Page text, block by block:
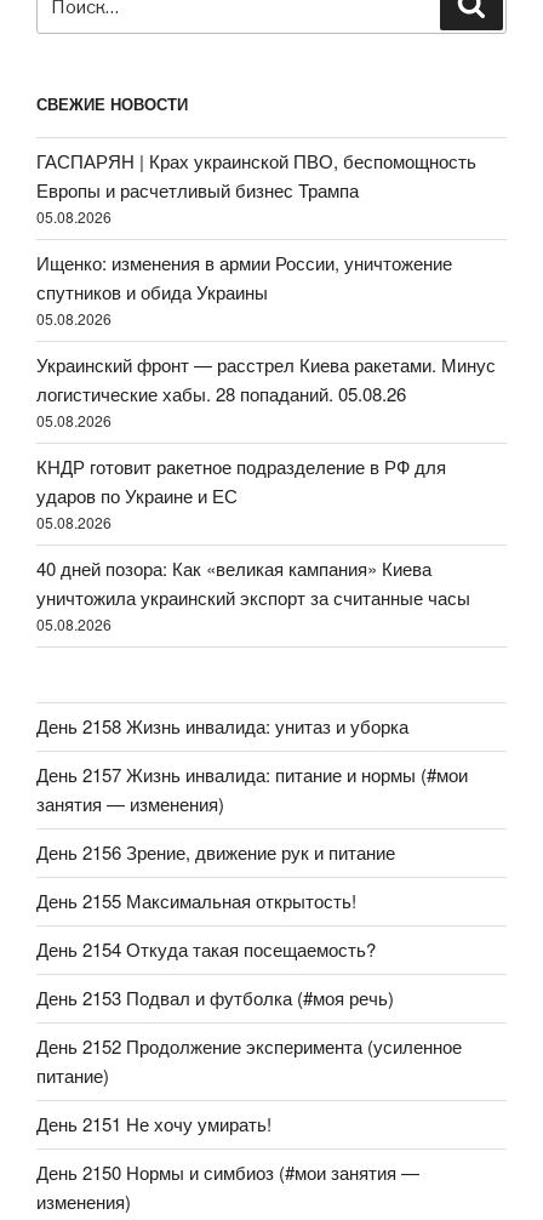
СВЕЖИЕ НОВОСТИ
ГАСПАРЯН | Крах украинской ПВО, беспомощность
Европы и расчетливый бизнес Трампа
05.08.2026
Ищенко: изменения в армии России, уничтожение
спутников и обида Украины
05.08.2026
Украинский фронт — расстрел Киева ракетами. Минус
логистические хабы. 28 попаданий. 05.08.26
05.08.2026
КНДР готовит ракетное подразделение в РФ для
ударов по Украине и ЕС
05.08.2026
40 дней позора: Как «великая кампания» Киева
уничтожила украинский экспорт за считанные часы
05.08.2026
День 2158 Жизнь инвалида: унитаз и уборка
День 2157 Жизнь инвалида: питание и нормы (#мои
занятия — изменения)
День 2156 Зрение, движение рук и питание
День 2155 Максимальная открытость!
День 2154 Откуда такая посещаемость?
День 2153 Подвал и футболка (#моя речь)
День 2152 Продолжение эксперимента (усиленное
питание)
День 2151 Не хочу умирать!
День 2150 Нормы и симбиоз (#мои занятия —
изменения)